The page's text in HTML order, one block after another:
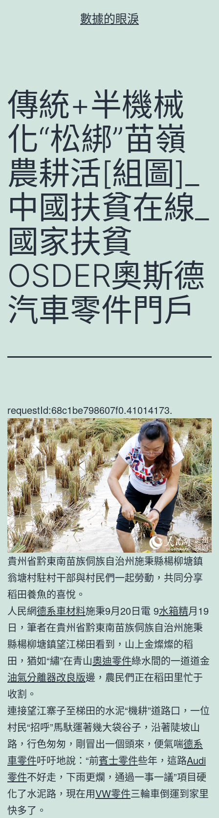
數據的眼淚
傳統+半機械
化“松綁”苗嶺
農耕活[組圖]_
中國扶貧在線_
國家扶貧
OSDER奧斯德
汽車零件門戶
requestId:68c1be798607f0.41014173.
貴州省黔東南苗族侗族自治州施秉縣楊柳塘鎮
翁塘村駐村干部與村民們一起勞動，共同分享
稻田養魚的喜悅。
人民網德系車材料施秉9月20日電 9水箱精月19
日，筆者在貴州省黔東南苗族侗族自治州施秉
縣楊柳塘鎮望江梯田看到，山上金燦燦的稻
田，猶如“繡”在青山奧迪零件綠水間的一道道金
油氣分離器改良版邊，農民們正在稻田里忙于
收割。
連接望江寨子至梯田的水泥“機耕”道路口，一位
村民“招呼”馬馱運著幾大袋谷子，沿著陡坡山
路，行色匆匆，剛冒出一個頭來，便氣喘德系
車零件吁吁地說：“前賓士零件些年，這路Audi
零件不好走，下雨更爛，通過一事一議”項目硬
化了水泥路，現在用VW零件三輪車倒運到家里
快多了。